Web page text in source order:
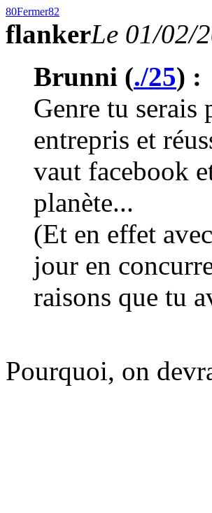
80Fermer82
flankerLe 01/02/
Brunni (./25) :
Genre tu
entrepris et
vaut facebook
planète...
(Et en effet
jour en
raisons que tu
Pourquoi, on